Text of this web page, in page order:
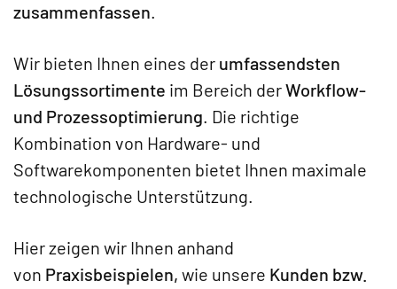
zusammenfassen.
Wir bieten Ihnen eines der umfassendsten
Lösungssortimente im Bereich derWorkflow-
und Prozessoptimierung. Die richtige
Kombination von Hardware- und
Softwarekomponenten bietet Ihnen maximale
technologische Unterstützung.
Hier zeigen wir Ihnen anhand
von Praxisbeispielen, wie unsere Kunden bzw.